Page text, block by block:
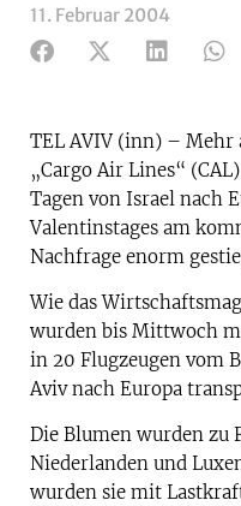
11. Februar 2004
TEL AVIV (inn) –
„Cargo Air Lines“
Tagen von Israel nach
Valentinstages am
Nachfrage enorm
Wie das
wurden bis Mittwoch
in 20 Flugzeugen vom
Aviv nach Europa
Die Blumen wurden zu
Niederlanden und
wurden sie mit